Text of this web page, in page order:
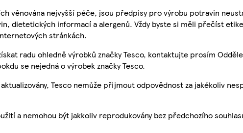
věnována nejvyšší péče, jsou předpisy pro výrobu potravin
dietetických informací a alergenů. Vždy byste si měli přečíst
stránkách.
radu ohledně výrobků značky Tesco, kontaktujte prosím
se nejedná o výrobek značky Tesco.
Tesco nemůže přijmout odpovědnost za jakékoliv
a nemohou být jakkoliv reprodukovány bez předchozího